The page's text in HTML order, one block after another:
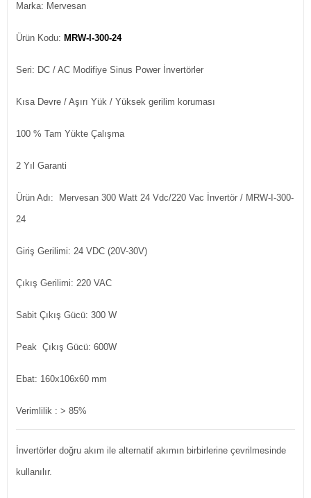
Marka: Mervesan
Ürün Kodu: MRW-I-300-24
Seri: DC / AC Modifiye Sinus Power İnvertörler
Kısa Devre / Aşırı Yük / Yüksek gerilim koruması
100 % Tam Yükte Çalışma
2 Yıl Garanti
Ürün Adı: Mervesan 300 Watt 24 Vdc/220 Vac İnvertör / MRW-I-300-
24
Giriş Gerilimi: 24 VDC (20V-30V)
Çıkış Gerilimi: 220 VAC
Sabit Çıkış Gücü: 300 W
Peak Çıkış Gücü: 600W
Ebat: 160x106x60 mm
Verimlilik : > 85%
İnvertörler doğru akım ile alternatif akımın birbirlerine çevrilmesinde
kullanılır.